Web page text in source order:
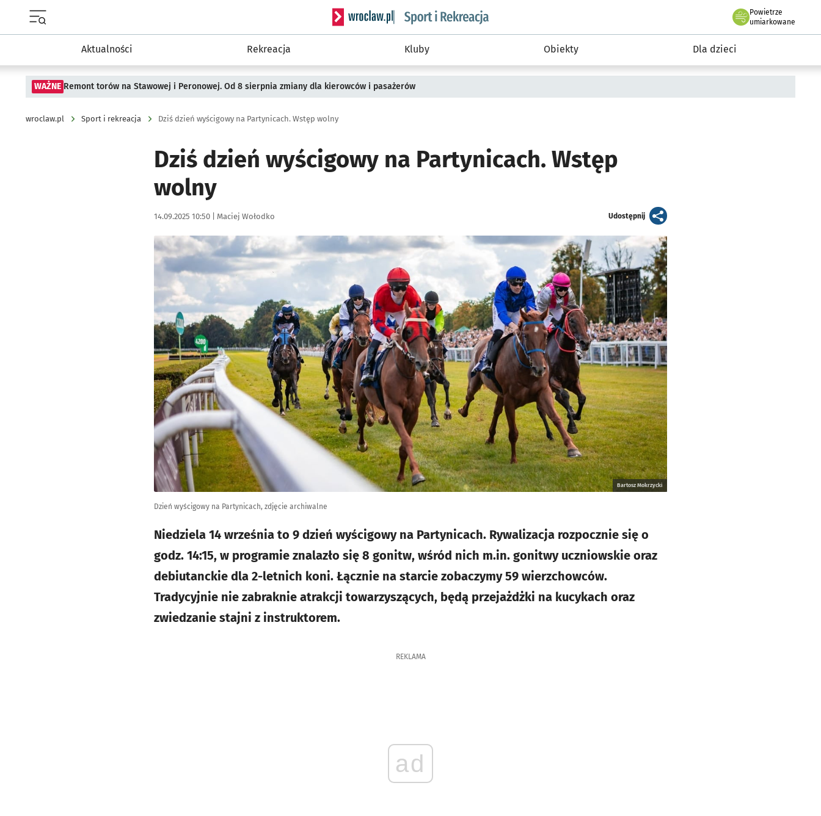
Serwis informacyjny wroclaw.pl podserwis: Sport i rekreacja
Powietrze
we Wrocławiu
umiarkowane
Aktualności Rekreacja Kluby Obiekty Dla dzieci
WAŻNE Remont torów na Stawowej i Peronowej. Od 8 sierpnia zmiany dla kierowców i pasażerów
wroclaw.pl Sport i rekreacja Dziś dzień wyścigowy na Partynicach. Wstęp wolny
Dziś dzień wyścigowy na Partynicach. Wstęp
wolny
Data publikacji:
14.09.2025 10:50 | Autor:
Maciej Wołodko Udostępnijartykuł
Kliknij, aby powiększyć
Bartosz Mokrzycki
Dzień wyścigowy na Partynicach, zdjęcie archiwalne
Niedziela 14 września to 9 dzień wyścigowy na Partynicach. Rywalizacja rozpocznie się o
godz. 14:15, w programie znalazło się 8 gonitw, wśród nich m.in. gonitwy uczniowskie oraz
debiutanckie dla 2-letnich koni. Łącznie na starcie zobaczymy 59 wierzchowców.
Tradycyjnie nie zabraknie atrakcji towarzyszących, będą przejażdżki na kucykach oraz
zwiedzanie stajni z instruktorem.
REKLAMA
ad